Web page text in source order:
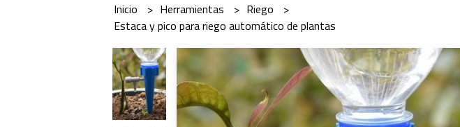
Inicio Herramientas
Riego
Estaca y pico para riego automático de plantas